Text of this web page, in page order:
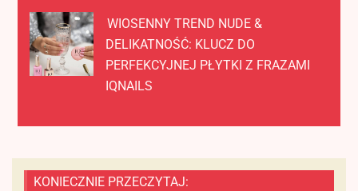
WIOSENNY TREND NUDE &
DELIKATNOŚĆ: KLUCZ DO
PERFEKCYJNEJ PŁYTKI Z FRAZAMI
IQNAILS
KONIECZNIE PRZECZYTAJ: